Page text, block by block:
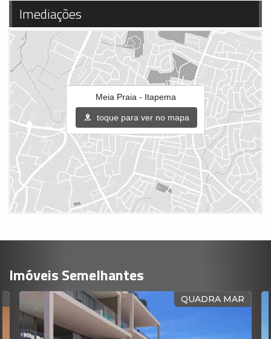
Imediações
Meia Praia - Itapema
toque para ver no mapa
Imóveis Semelhantes
QUADRA MAR